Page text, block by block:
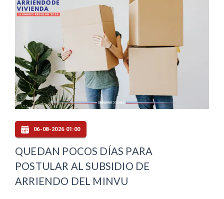
06-08-2026 01:00
QUEDAN POCOS DÍAS PARA
POSTULAR AL SUBSIDIO DE
ARRIENDO DEL MINVU